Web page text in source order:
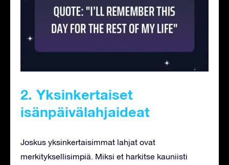
2. Yksinkertaiset
isänpäivälahjaideat
Joskus yksinkertaisimmat lahjat ovat
merkityksellisimpiä. Miksi et harkitse kauniisti